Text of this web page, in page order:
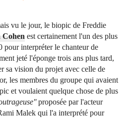
vu le jour, le biopic de Freddie
Cohen est certainement l'un des plus
pour interpréter le chanteur de
jeté l'éponge trois ans plus tard,
sa vision du projet avec celle de
les membres du groupe qui avaient
et voulaient quelque chose de plus
proposée par l'acteur
Malek qui l'a interprété pour